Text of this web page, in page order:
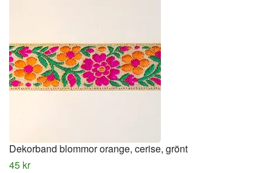
Dekorband blommor orange, cerise, grönt
45 kr